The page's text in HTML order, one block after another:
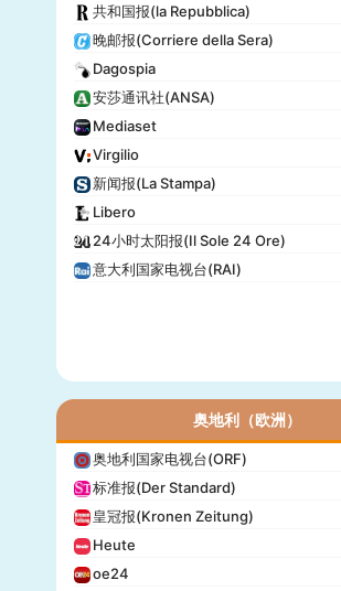
共和国报(la Repubblica)
晚邮报(Corriere della Sera)
Dagospia
安莎通讯社(ANSA)
Mediaset
Virgilio
新闻报(La Stampa)
Libero
24小时太阳报(Il Sole 24 Ore)
意大利国家电视台(RAI)
奥地利（欧洲）
奥地利国家电视台(ORF)
标准报(Der Standard)
皇冠报(Kronen Zeitung)
Heute
oe24